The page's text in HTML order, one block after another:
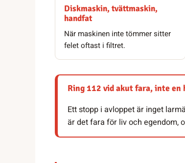
Diskmaskin, tvättmaskin,
handfat
När maskinen inte tömmer sitter
felet oftast i filtret.
Ring 112 vid akut fara, inte en
Ett stopp i avloppet är inget
är det fara för liv och egendom,